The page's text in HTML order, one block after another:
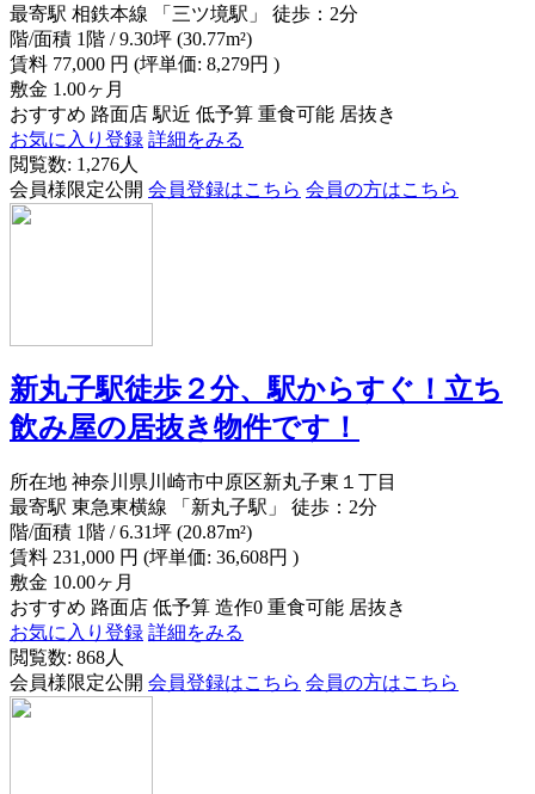
最寄駅 相鉄本線 「三ツ境駅」 徒歩：2分
階/面積 1階 / 9.30坪 (30.77m²)
賃料 77,000 円 (坪単価: 8,279円 )
敷金 1.00ヶ月
おすすめ 路面店 駅近 低予算 重食可能 居抜き
お気に入り登録 詳細をみる
閲覧数: 1,276人
会員様限定公開 会員登録はこちら 会員の方はこちら
新丸子駅徒歩２分、駅からすぐ！立ち
飲み屋の居抜き物件です！
所在地 神奈川県川崎市中原区新丸子東１丁目
最寄駅 東急東横線 「新丸子駅」 徒歩：2分
階/面積 1階 / 6.31坪 (20.87m²)
賃料 231,000 円 (坪単価: 36,608円 )
敷金 10.00ヶ月
おすすめ 路面店 低予算 造作0 重食可能 居抜き
お気に入り登録 詳細をみる
閲覧数: 868人
会員様限定公開 会員登録はこちら 会員の方はこちら